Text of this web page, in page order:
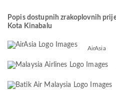
Popis dostupnih zrakoplovnih
Kota Kinabalu
AirAsia